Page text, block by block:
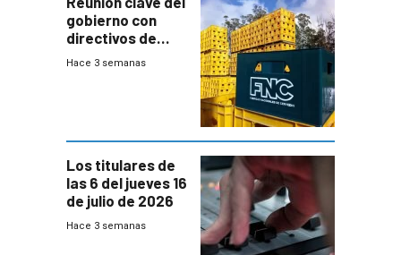
gobierno con
directivos de
Fábricas
Hace 3 semanas
Los titulares de
las 6 del jueves 16
de julio de 2026
Hace 3 semanas